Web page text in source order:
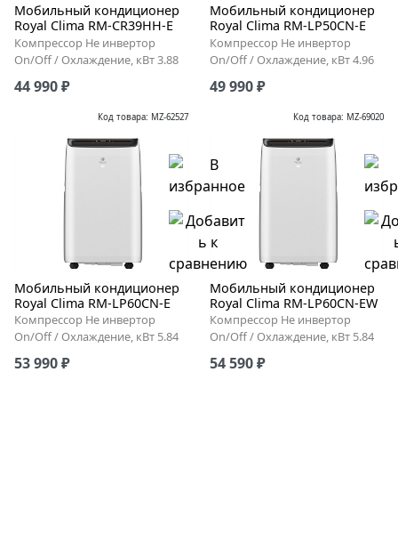
Мобильный кондиционер
Royal Clima RM-CR39HH-E
Компрессор Не инвертор
On/Off / Охлаждение, кВт 3.88
44 990 ₽
Мобильный кондиционер
Royal Clima RM-LP50CN-E
Компрессор Не инвертор
On/Off / Охлаждение, кВт 4.96
49 990 ₽
Код товара: MZ-62527
Мобильный кондиционер
Royal Clima RM-LP60CN-E
Компрессор Не инвертор
On/Off / Охлаждение, кВт 5.84
53 990 ₽
Код товара: MZ-69020
Мобильный кондиционер
Royal Clima RM-LP60CN-EW
Компрессор Не инвертор
On/Off / Охлаждение, кВт 5.84
54 590 ₽